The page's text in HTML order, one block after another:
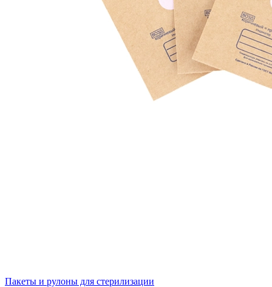
Пакеты и рулоны для стерилизации